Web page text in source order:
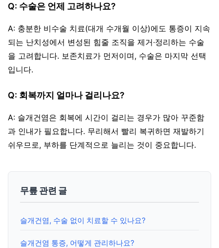
Q: 수술은 언제 고려하나요?
A: 충분한 비수술 치료(대개 수개월 이상)에도 통증이 지속
되는 난치성에서 변성된 힘줄 조직을 제거·정리하는 수술
을 고려합니다. 보존치료가 먼저이며, 수술은 마지막 선택
입니다.
Q: 회복까지 얼마나 걸리나요?
A: 슬개건염은 회복에 시간이 걸리는 경우가 많아 꾸준함
과 인내가 필요합니다. 무리해서 빨리 복귀하면 재발하기
쉬우므로, 부하를 단계적으로 늘리는 것이 중요합니다.
무릎 관련 글
슬개건염, 수술 없이 치료할 수 있나요?
슬개건염 통증, 어떻게 관리하나요?